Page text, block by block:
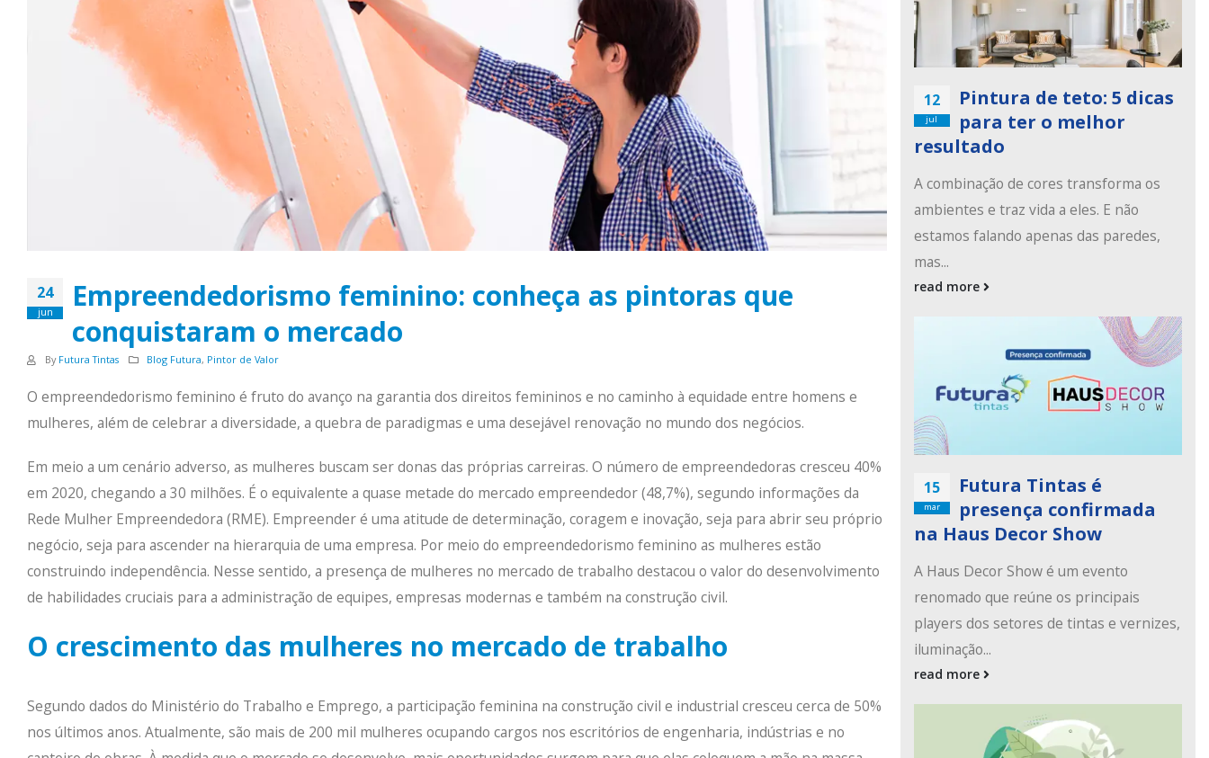
24
jun
Empreendedorismo feminino: conheça as pintoras que
conquistaram o mercado
By Futura Tintas Blog Futura, Pintor de Valor
O empreendedorismo feminino é fruto do avanço na garantia dos direitos femininos e no caminho à equidade entre homens e
mulheres, além de celebrar a diversidade, a quebra de paradigmas e uma desejável renovação no mundo dos negócios.
Em meio a um cenário adverso, as mulheres buscam ser donas das próprias carreiras. O número de empreendedoras cresceu 40%
em 2020, chegando a 30 milhões. É o equivalente a quase metade do mercado empreendedor (48,7%), segundo informações da
Rede Mulher Empreendedora (RME). Empreender é uma atitude de determinação, coragem e inovação, seja para abrir seu próprio
negócio, seja para ascender na hierarquia de uma empresa. Por meio do empreendedorismo feminino as mulheres estão
construindo independência. Nesse sentido, a presença de mulheres no mercado de trabalho destacou o valor do desenvolvimento
de habilidades cruciais para a administração de equipes, empresas modernas e também na construção civil.
O crescimento das mulheres no mercado de trabalho
Segundo dados do Ministério do Trabalho e Emprego, a participação feminina na construção civil e industrial cresceu cerca de 50%
nos últimos anos. Atualmente, são mais de 200 mil mulheres ocupando cargos nos escritórios de engenharia, indústrias e no
12
jul
Pintura de teto: 5 dicas
para ter o melhor
resultado
A combinação de cores transforma os
ambientes e traz vida a eles. E não
estamos falando apenas das paredes,
mas...
read more
15
mar
Futura Tintas é
presença confirmada
na Haus Decor Show
A Haus Decor Show é um evento
renomado que reúne os principais
players dos setores de tintas e vernizes,
iluminação...
read more